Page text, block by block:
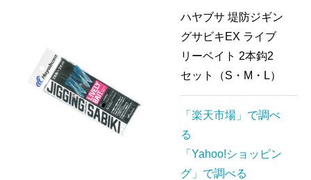
ハヤブサ 堤防ジギン
グサビキEX ライブ
リーベイト 2本鈎2
セット（S・M・L）
「楽天市場」で調べ
る
「Yahoo!ショッピン
グ」で調べる